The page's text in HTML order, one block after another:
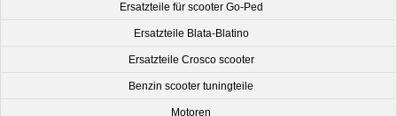
Ersatzteile für scooter Go-Ped
Ersatzteile Blata-Blatino
Ersatzteile Crosco scooter
Benzin scooter tuningteile
Motoren